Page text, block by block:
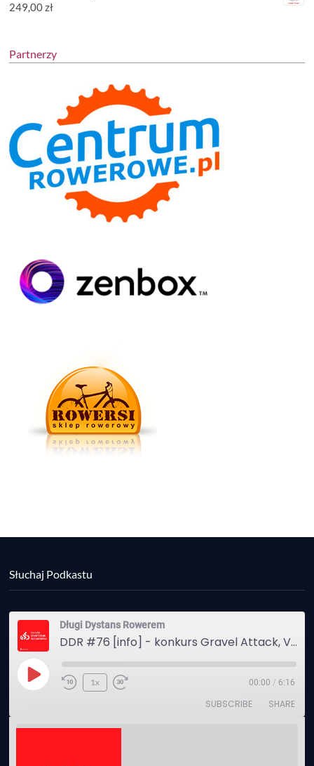
249,00zł
Partnerzy
Słuchaj Podkastu
Długi Dystans Rowerem
DDR #76 [info] - konkurs Gravel Attack, Varmia Gravel, Bike Expo, Inspire India Ultra Race
Play
1x 00:00 / 6:16
SUBSCRIBE SHARE